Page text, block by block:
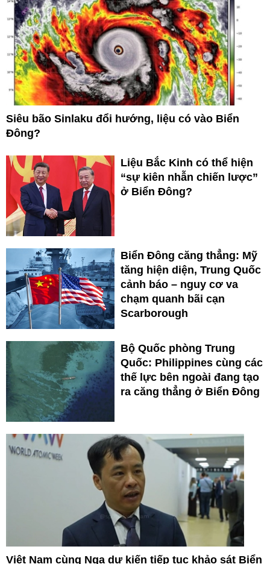
Siêu bão Sinlaku đổi hướng, liệu có vào Biển
Đông?
Liệu Bắc Kinh có thể hiện
“sự kiên nhẫn chiến lược”
ở Biển Đông?
Biển Đông căng thẳng: Mỹ
tăng hiện diện, Trung Quốc
cảnh báo – nguy cơ va
chạm quanh bãi cạn
Scarborough
Bộ Quốc phòng Trung
Quốc: Philippines cùng các
thế lực bên ngoài đang tạo
ra căng thẳng ở Biển Đông
Việt Nam cùng Nga dự kiến tiếp tục khảo sát Biển